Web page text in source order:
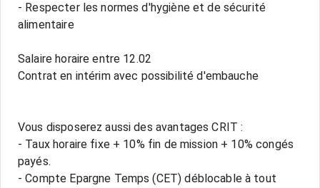
- Respecter les normes d'hygiène et de sécurité
alimentaire
Salaire horaire entre 12.02
Contrat en intérim avec possibilité d'embauche
Vous disposerez aussi des avantages CRIT :
- Taux horaire fixe + 10% fin de mission + 10% congés
payés.
- Compte Epargne Temps (CET) déblocable à tout